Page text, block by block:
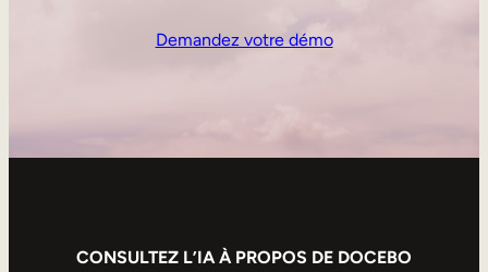
Demandez votre démo
CONSULTEZ L’IA À PROPOS DE DOCEBO